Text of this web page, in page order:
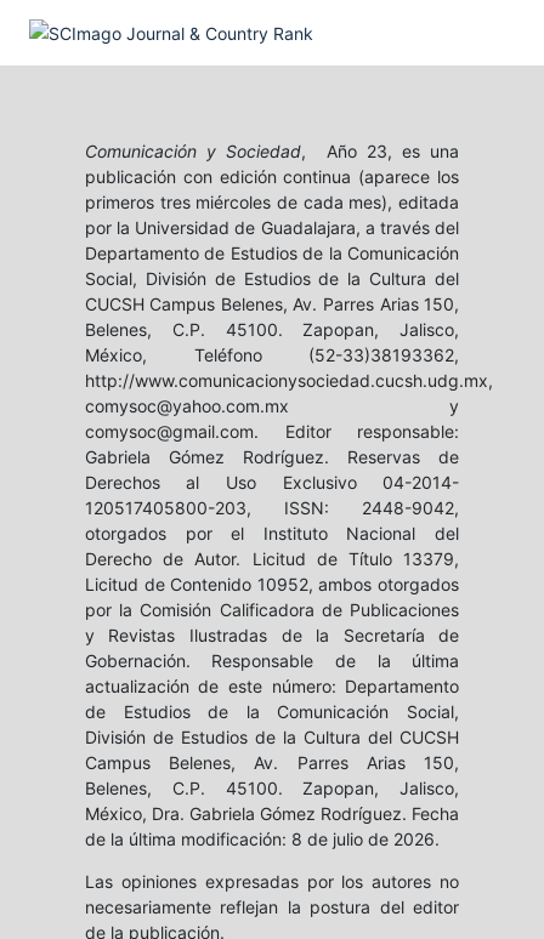
Comunicación y Sociedad, Año 23, es una
publicación con edición continua (aparece los
primeros tres miércoles de cada mes), editada
por la Universidad de Guadalajara, a través del
Departamento de Estudios de la Comunicación
Social, División de Estudios de la Cultura del
CUCSH Campus Belenes, Av. Parres Arias 150,
Belenes, C.P. 45100. Zapopan, Jalisco,
México, Teléfono (52-33)38193362,
http://www.comunicacionysociedad.cucsh.udg.mx,
comysoc@yahoo.com.mx y
comysoc@gmail.com. Editor responsable:
Gabriela Gómez Rodríguez. Reservas de
Derechos al Uso Exclusivo 04-2014-
120517405800-203, ISSN: 2448-9042,
otorgados por el Instituto Nacional del
Derecho de Autor. Licitud de Título 13379,
Licitud de Contenido 10952, ambos otorgados
por la Comisión Calificadora de Publicaciones
y Revistas Ilustradas de la Secretaría de
Gobernación. Responsable de la última
actualización de este número: Departamento
de Estudios de la Comunicación Social,
División de Estudios de la Cultura del CUCSH
Campus Belenes, Av. Parres Arias 150,
Belenes, C.P. 45100. Zapopan, Jalisco,
México, Dra. Gabriela Gómez Rodríguez. Fecha
de la última modificación: 8 de julio de 2026.
Las opiniones expresadas por los autores no
necesariamente reflejan la postura del editor
de la publicación.